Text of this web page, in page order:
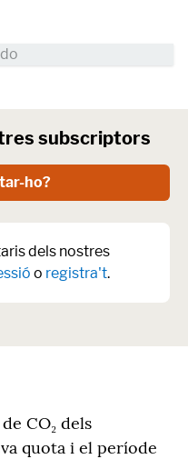
subscriptors
ho?
dels nostres
o registra't.
CO₂ dels
quota i el període